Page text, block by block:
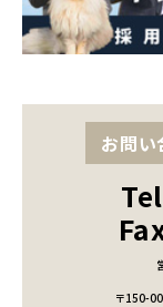
お問い
〒150-